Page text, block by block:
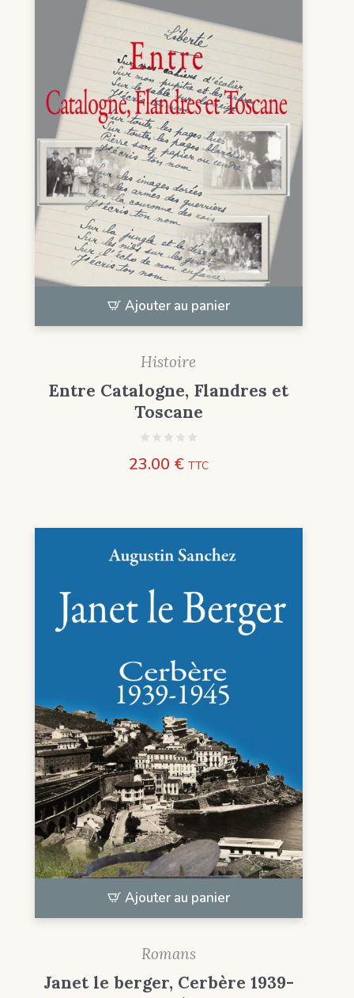
Ajouter au panier
Histoire
Entre Catalogne, Flandres et
Toscane
23.00 € TTC
Ajouter au panier
Romans
Janet le berger, Cerbère 1939-